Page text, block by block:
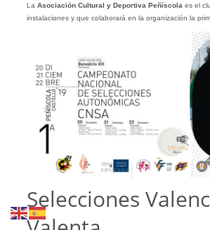
La Asociación Cultural y Deportiva Peñíscola es el
instalaciones y que colaborará en la organización la
Selecciones